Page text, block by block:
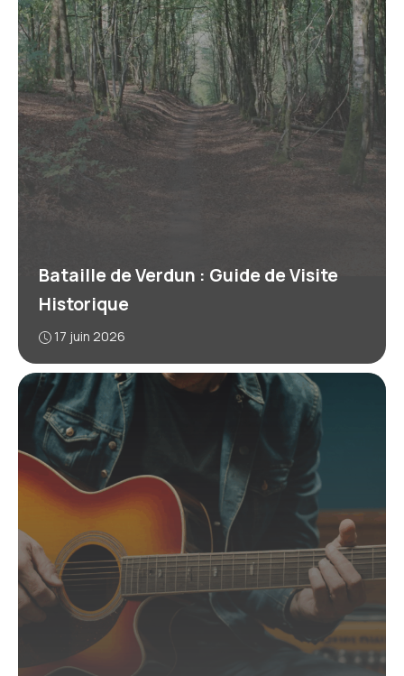
Bataille de Verdun : Guide de Visite
Historique
17 juin 2026